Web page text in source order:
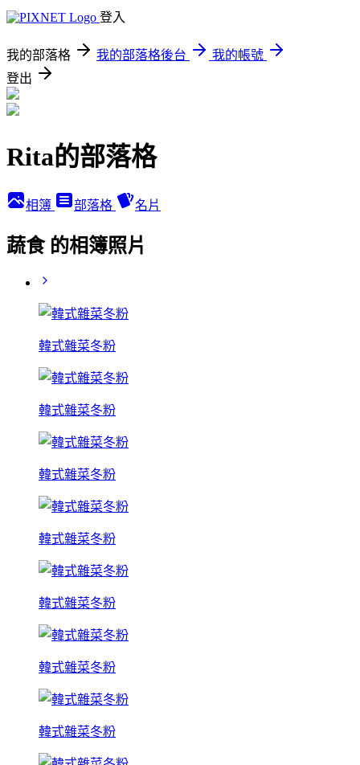
登入
我的部落格 我的部落格後台
我的帳號
登出
Rita的部落格
相簿 部落格 名片
蔬食 的相簿照片
韓式雜菜冬粉
韓式雜菜冬粉
韓式雜菜冬粉
韓式雜菜冬粉
韓式雜菜冬粉
韓式雜菜冬粉
韓式雜菜冬粉